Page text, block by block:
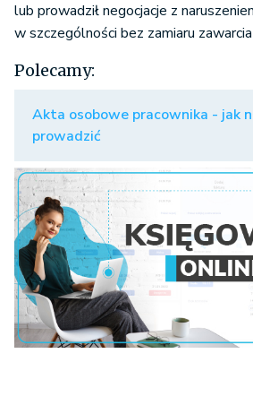
lub prowadził negocjacje z
w szczególności bez zamiaru
Polecamy:
Akta osobowe pracownika - jak
prowadzić